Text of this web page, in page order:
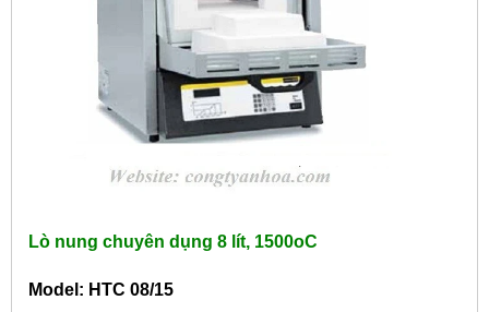
Lò nung chuyên dụng 8 lít, 1500oC
Model: HTC 08/15